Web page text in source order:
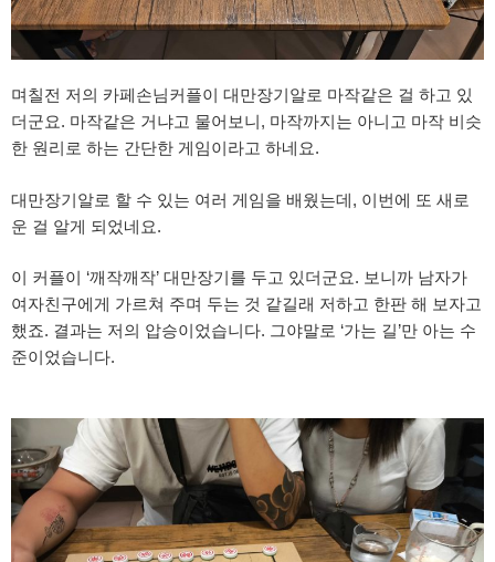
며칠전 저의 카페손님커플이 대만장기알로 마작같은 걸 하고 있
더군요. 마작같은 거냐고 물어보니, 마작까지는 아니고 마작 비슷
한 원리로 하는 간단한 게임이라고 하네요.
대만장기알로 할 수 있는 여러 게임을 배웠는데, 이번에 또 새로
운 걸 알게 되었네요.
이 커플이 ‘깨작깨작’ 대만장기를 두고 있더군요. 보니까 남자가
여자친구에게 가르쳐 주며 두는 것 같길래 저하고 한판 해 보자고
했죠. 결과는 저의 압승이었습니다. 그야말로 ‘가는 길’만 아는 수
준이었습니다.